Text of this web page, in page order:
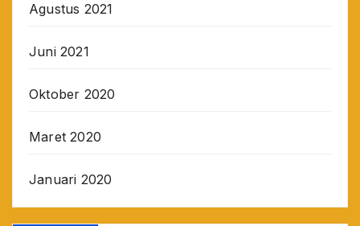
Agustus 2021
Juni 2021
Oktober 2020
Maret 2020
Januari 2020